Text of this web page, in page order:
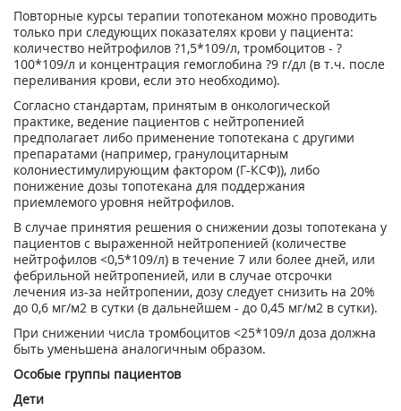
Повторные курсы терапии топотеканом можно проводить
только при следующих показателях крови у пациента:
количество нейтрофилов ?1,5*109/л, тромбоцитов - ?
100*109/л и концентрация гемоглобина ?9 г/дл (в т.ч. после
переливания крови, если это необходимо).
Согласно стандартам, принятым в онкологической
практике, ведение пациентов с нейтропенией
предполагает либо применение топотекана с другими
препаратами (например, гранулоцитарным
колониестимулирующим фактором (Г-КСФ)), либо
понижение дозы топотекана для поддержания
приемлемого уровня нейтрофилов.
В случае принятия решения о снижении дозы топотекана у
пациентов с выраженной нейтропенией (количестве
нейтрофилов <0,5*109/л) в течение 7 или более дней, или
фебрильной нейтропенией, или в случае отсрочки
лечения из-за нейтропении, дозу следует снизить на 20%
до 0,6 мг/м2 в сутки (в дальнейшем - до 0,45 мг/м2 в сутки).
При снижении числа тромбоцитов <25*109/л доза должна
быть уменьшена аналогичным образом.
Особые группы пациентов
Дети